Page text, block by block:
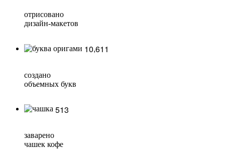
отрисовано
дизайн-макетов
10,611
создано
объемных букв
513
заварено
чашек кофе